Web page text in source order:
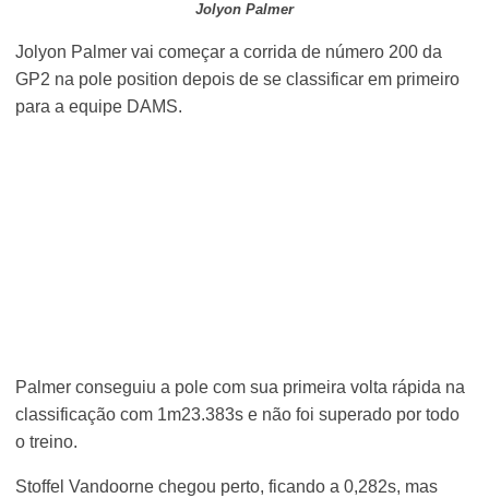
Jolyon Palmer
Jolyon Palmer vai começar a corrida de número 200 da
GP2 na pole position depois de se classificar em primeiro
para a equipe DAMS.
Palmer conseguiu a pole com sua primeira volta rápida na
classificação com 1m23.383s e não foi superado por todo
o treino.
Stoffel Vandoorne chegou perto, ficando a 0,282s, mas